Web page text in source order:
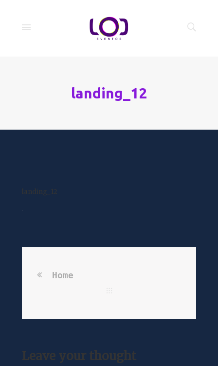
landing_12
landing_12
Home
Leave your thought